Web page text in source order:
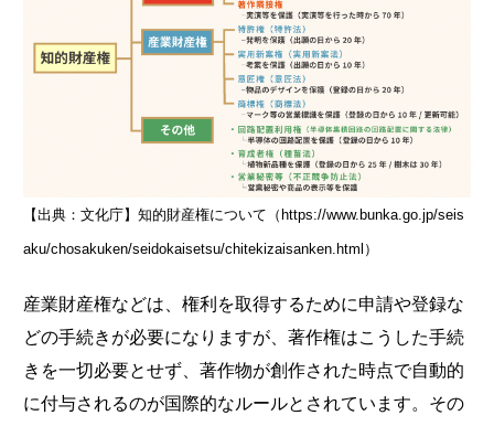
【出典：文化庁】知的財産権について（https://www.bunka.go.jp/seis
aku/chosakuken/seidokaisetsu/chitekizaisanken.html）
産業財産権などは、権利を取得するために申請や登録な
どの手続きが必要になりますが、著作権はこうした手続
きを一切必要とせず、著作物が創作された時点で自動的
に付与されるのが国際的なルールとされています。その